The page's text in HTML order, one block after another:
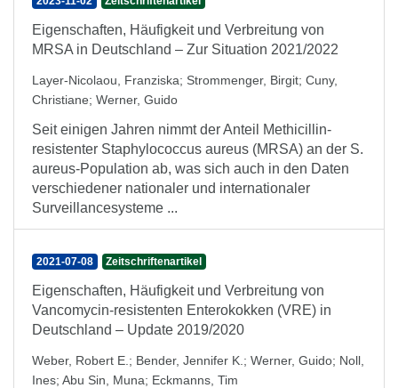
Eigenschaften, Häufigkeit und Verbreitung von
MRSA in Deutschland – Zur Situation 2021/2022
Layer-Nicolaou, Franziska; Strommenger, Birgit; Cuny,
Christiane; Werner, Guido
Seit einigen Jahren nimmt der Anteil Methicillin-
resistenter Staphylococcus aureus (MRSA) an der S.
aureus-Population ab, was sich auch in den Daten
verschiedener nationaler und internationaler
Surveillancesysteme ...
2021-07-08 Zeitschriftenartikel
Eigenschaften, Häufigkeit und Verbreitung von
Vancomycin-resistenten Enterokokken (VRE) in
Deutschland – Update 2019/2020
Weber, Robert E. ; Bender, Jennifer K. ; Werner, Guido; Noll,
Ines; Abu Sin, Muna; Eckmanns, Tim